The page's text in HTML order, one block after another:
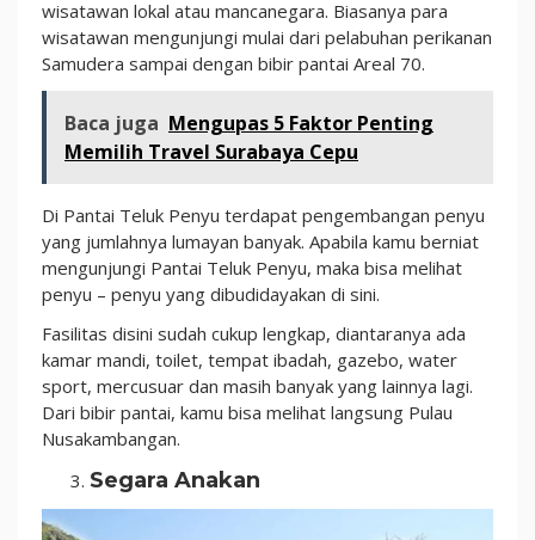
wisatawan lokal atau mancanegara. Biasanya para
wisatawan mengunjungi mulai dari pelabuhan perikanan
Samudera sampai dengan bibir pantai Areal 70.
Baca juga Mengupas 5 Faktor Penting
Memilih Travel Surabaya Cepu
Di Pantai Teluk Penyu terdapat pengembangan penyu
yang jumlahnya lumayan banyak. Apabila kamu berniat
mengunjungi Pantai Teluk Penyu, maka bisa melihat
penyu – penyu yang dibudidayakan di sini.
Fasilitas disini sudah cukup lengkap, diantaranya ada
kamar mandi, toilet, tempat ibadah, gazebo, water
sport, mercusuar dan masih banyak yang lainnya lagi.
Dari bibir pantai, kamu bisa melihat langsung Pulau
Nusakambangan.
Segara Anakan